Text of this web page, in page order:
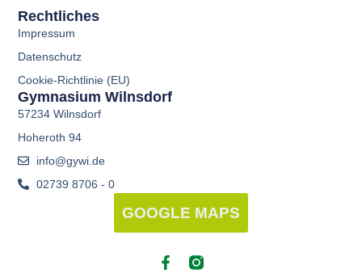
Rechtliches
Impressum
Datenschutz
Cookie-Richtlinie (EU)
Gymnasium Wilnsdorf
57234 Wilnsdorf
Hoheroth 94
info@gywi.de
02739 8706 - 0
GOOGLE MAPS